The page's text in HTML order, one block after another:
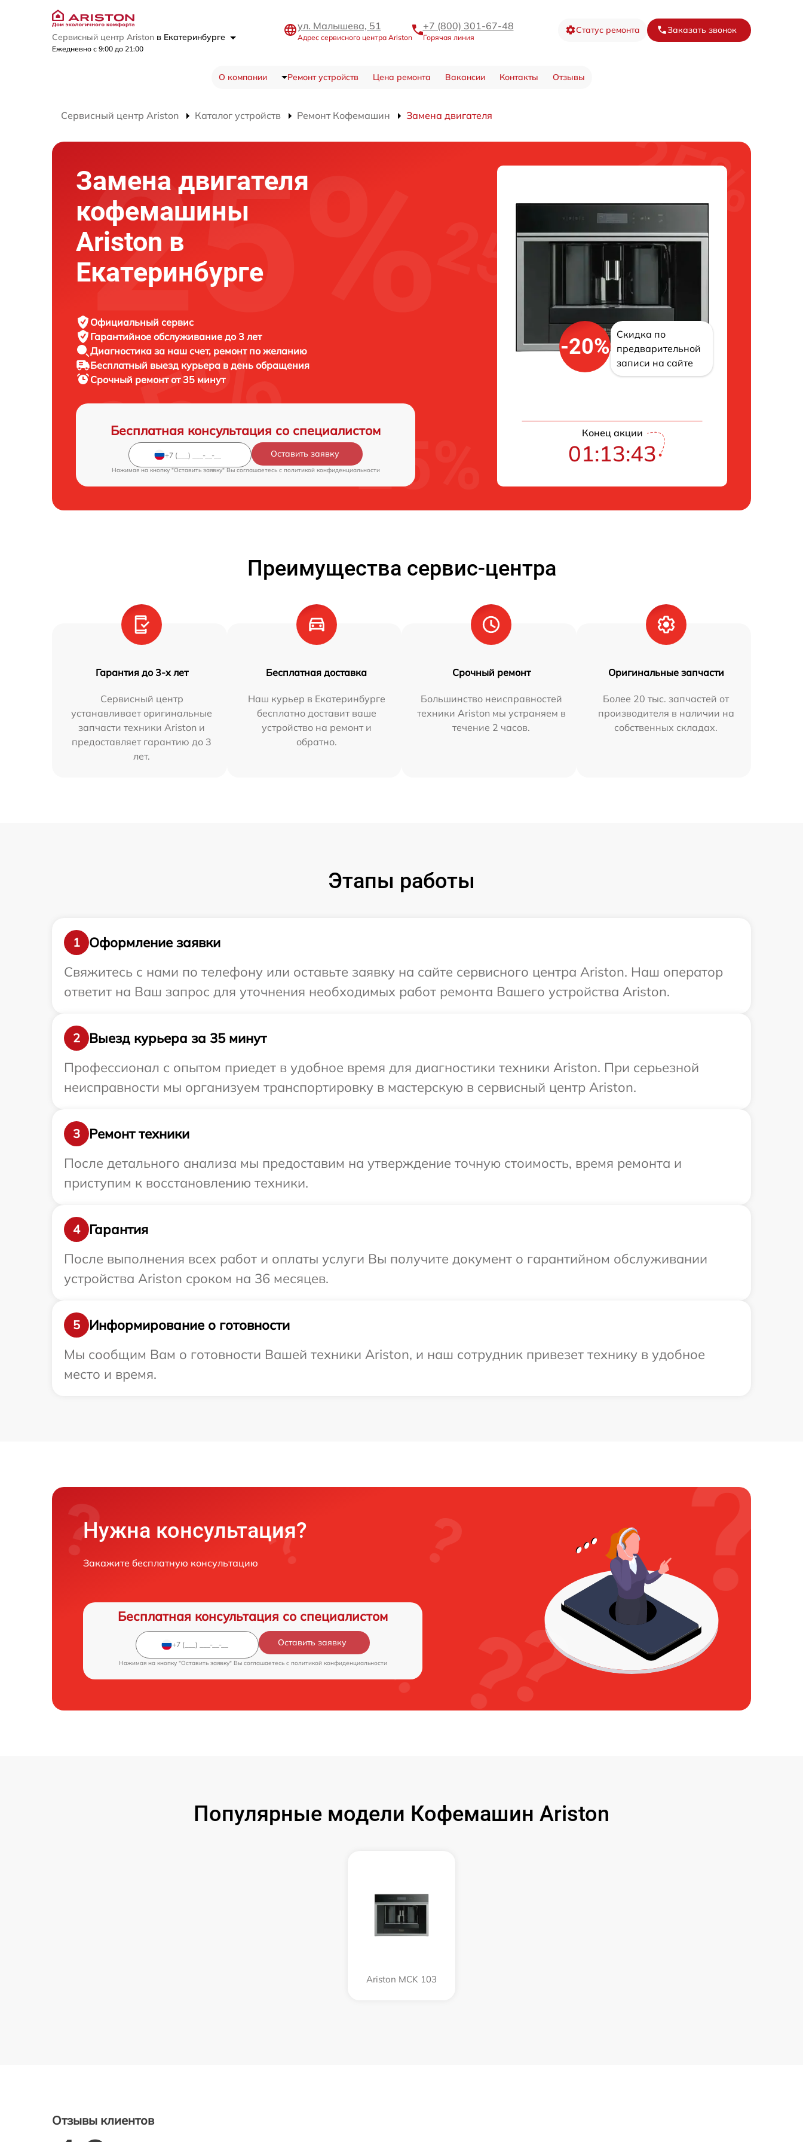
Сервисный центр Ariston в Екатеринбурге
Ежедневно с 9:00 до 21:00
ул. Малышева, 51
Адрес сервисного центра Ariston
+7 (800) 301-67-48
Горячая линия
Статус ремонта Заказать звонок
О компании Ремонт устройств Цена ремонта Вакансии Контакты Отзывы
Сервисный центр Ariston Каталог устройств Ремонт Кофемашин Замена двигателя
Замена двигателя
кофемашины
Ariston в
Екатеринбурге
Официальный сервис
Гарантийное обслуживание до 3 лет
Диагностика за наш счет, ремонт по желанию
Бесплатный выезд курьера в день обращения
Срочный ремонтот 35 минут
Бесплатная консультация со специалистом
Оставить заявку
Нажимая на кнопку "Оставить заявку" Вы соглашаетесь c политикой конфиденциальности
-20%
Скидка по
предварительной
записи на сайте
Конец акции
01:13:42
Преимущества сервис-центра
Гарантия до 3-х лет
Сервисный центр
устанавливает оригинальные
запчасти техники Ariston и
предоставляет гарантию до 3
лет.
Бесплатная доставка
Наш курьер в Екатеринбурге
бесплатно доставит ваше
устройство на ремонт и
обратно.
Срочный ремонт
Большинство неисправностей
техники Ariston мы устраняем в
течение 2 часов.
Оригинальные запчасти
Более 20 тыс. запчастей от
производителя в наличии на
собственных складах.
Этапы работы
1
Оформление заявки
Свяжитесь с нами по телефону или оставьте заявку на сайте сервисного центра Ariston. Наш оператор
ответит на Ваш запрос для уточнения необходимых работ ремонта Вашего устройства Ariston.
2
Выезд курьера за 35 минут
Профессионал с опытом приедет в удобное время для диагностики техники Ariston. При серьезной
неисправности мы организуем транспортировку в мастерскую в сервисный центр Ariston.
3
Ремонт техники
После детального анализа мы предоставим на утверждение точную стоимость, время ремонта и
приступим к восстановлению техники.
4
Гарантия
После выполнения всех работ и оплаты услуги Вы получите документ о гарантийном обслуживании
устройства Ariston сроком на 36 месяцев.
5
Информирование о готовности
Мы сообщим Вам о готовности Вашей техники Ariston, и наш сотрудник привезет технику в удобное
место и время.
Нужна консультация?
Закажите бесплатную консультацию
Бесплатная консультация со специалистом
Оставить заявку
Нажимая на кнопку "Оставить заявку" Вы соглашаетесь c политикой конфиденциальности
Популярные модели Кофемашин Ariston
Ariston MCK 103
Отзывы клиентов